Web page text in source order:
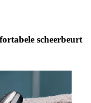
scheerbeurt